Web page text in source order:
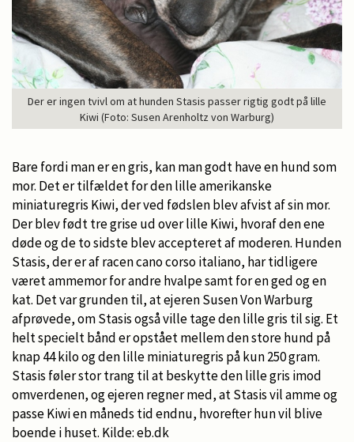
Der er ingen tvivl om at hunden Stasis passer rigtig godt på lille
Kiwi (Foto: Susen Arenholtz von Warburg)
Bare fordi man er en gris, kan man godt have en hund som
mor. Det er tilfældet for den lille amerikanske
miniaturegris Kiwi, der ved fødslen blev afvist af sin mor.
Der blev født tre grise ud over lille Kiwi, hvoraf den ene
døde og de to sidste blev accepteret af moderen. Hunden
Stasis, der er af racen cano corso italiano, har tidligere
været ammemor for andre hvalpe samt for en ged og en
kat. Det var grunden til, at ejeren Susen Von Warburg
afprøvede, om Stasis også ville tage den lille gris til sig. Et
helt specielt bånd er opstået mellem den store hund på
knap 44 kilo og den lille miniaturegris på kun 250 gram.
Stasis føler stor trang til at beskytte den lille gris imod
omverdenen, og ejeren regner med, at Stasis vil amme og
passe Kiwi en måneds tid endnu, hvorefter hun vil blive
boende i huset. Kilde: eb.dk